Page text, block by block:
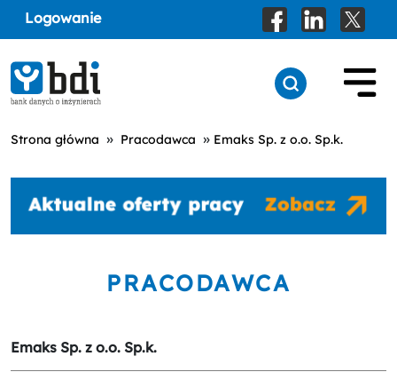
Logowanie
Strona główna » Pracodawca » Emaks Sp. z o.o. Sp.k.
PRACODAWCA
Emaks Sp. z o.o. Sp.k.